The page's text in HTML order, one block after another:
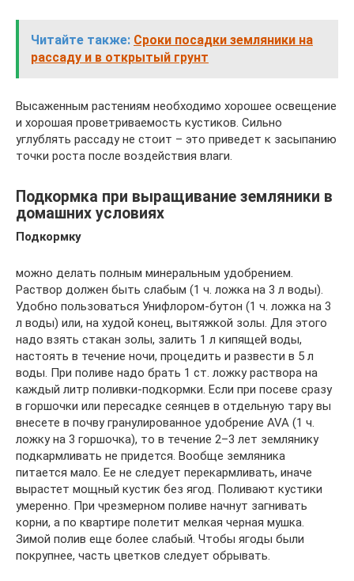
Читайте также: Сроки посадки земляники на
рассаду и в открытый грунт
Высаженным растениям необходимо хорошее освещение
и хорошая проветриваемость кустиков. Сильно
углублять рассаду не стоит – это приведет к засыпанию
точки роста после воздействия влаги.
Подкормка при выращивание земляники в
домашних условиях
Подкормку
можно делать полным минеральным удобрением.
Раствор должен быть слабым (1 ч. ложка на 3 л воды).
Удобно пользоваться Унифлором-бутон (1 ч. ложка на 3
л воды) или, на худой конец, вытяжкой золы. Для этого
надо взять стакан золы, залить 1 л кипящей воды,
настоять в течение ночи, процедить и развести в 5 л
воды. При поливе надо брать 1 ст. ложку раствора на
каждый литр поливки-подкормки. Если при посеве сразу
в горшочки или пересадке сеянцев в отдельную тару вы
внесете в почву гранулированное удобрение AVA (1 ч.
ложку на 3 горшочка), то в течение 2–3 лет землянику
подкармливать не придется. Вообще земляника
питается мало. Ее не следует перекармливать, иначе
вырастет мощный кустик без ягод. Поливают кустики
умеренно. При чрезмерном поливе начнут загнивать
корни, а по квартире полетит мелкая черная мушка.
Зимой полив еще более слабый. Чтобы ягоды были
покрупнее, часть цветков следует обрывать.